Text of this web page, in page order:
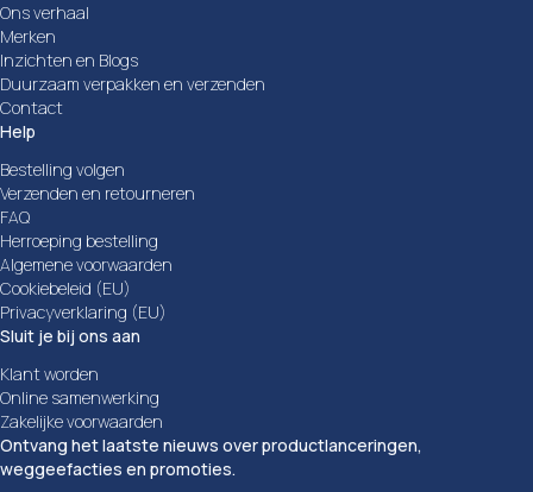
Ons verhaal
Merken
Inzichten en Blogs
Duurzaam verpakken en verzenden
Contact
Help
Bestelling volgen
Verzenden en retourneren
FAQ
Herroeping bestelling
Algemene voorwaarden
Cookiebeleid (EU)
Privacyverklaring (EU)
Sluit je bij ons aan
Klant worden
Online samenwerking
Zakelijke voorwaarden
Ontvang het laatste nieuws over productlanceringen,
weggeefacties en promoties.